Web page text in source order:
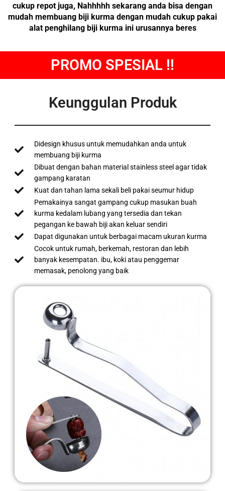
cukup repot juga, Nahhhhh sekarang anda bisa dengan
mudah membuang biji kurma dengan mudah cukup pakai
alat penghilang biji kurma ini urusannya beres
PROMO SPESIAL !!
Keunggulan Produk
Didesign khusus untuk memudahkan anda untuk
membuang biji kurma
Dibuat dengan bahan material stainless steel agar tidak
gampang karatan
Kuat dan tahan lama sekali beli pakai seumur hidup
Pemakainya sangat gampang cukup masukan buah
kurma kedalam lubang yang tersedia dan tekan
pegangan ke bawah biji akan keluar sendiri
Dapat digunakan untuk berbagai macam ukuran kurma
Cocok untuk rumah, berkemah, restoran dan lebih
banyak kesempatan. ibu, koki atau penggemar
memasak, penolong yang baik